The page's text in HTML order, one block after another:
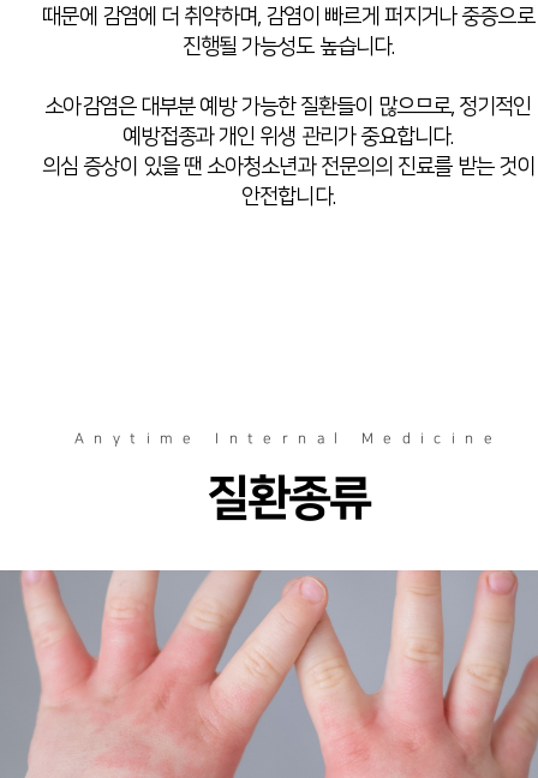
때문에 감염에 더 취약하며, 감염이 빠르게 퍼지거나 중증으로
진행될 가능성도 높습니다.
소아감염은 대부분 예방 가능한 질환들이 많으므로, 정기적인
예방접종과 개인 위생 관리가 중요합니다.
의심 증상이 있을 땐 소아청소년과 전문의의 진료를 받는 것이
안전합니다.
Anytime Internal Medicine
질환종류